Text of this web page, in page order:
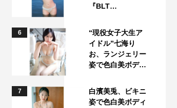
『BLT…
6
“現役女子大生ア
イドル”七海り
お、ランジェリー
姿で色白美ボデ…
7
白濱美兎、ビキニ
姿で色白美ボディ